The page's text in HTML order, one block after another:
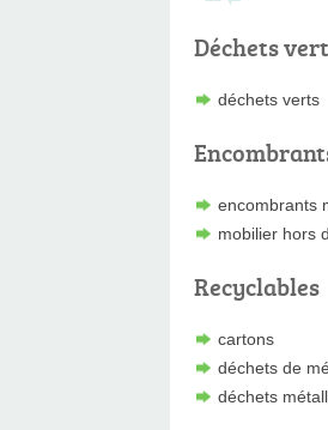
Déchets
déchets verts
encombrants
mobilier hors
Recyclables
cartons
déchets de
déchets